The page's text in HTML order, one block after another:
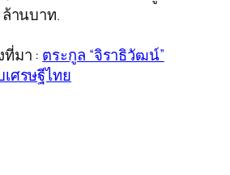
านบาท.
มา : ตระกูล “จิราธิวัฒน์”
ศรษฐีไทย